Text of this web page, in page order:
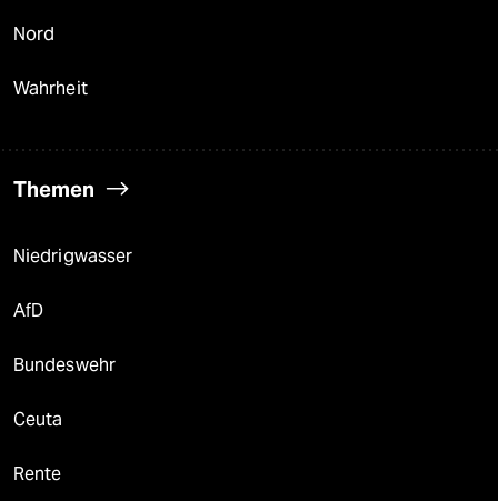
Nord
Wahrheit
Themen
Niedrigwasser
AfD
Bundeswehr
Ceuta
Rente